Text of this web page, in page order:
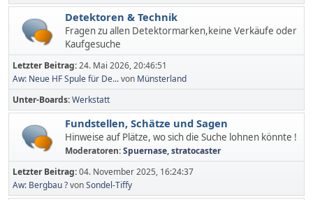
Detektoren & Technik
Fragen zu allen Detektormarken,keine Verkäufe oder
Kaufgesuche
Letzter Beitrag:24. Mai 2026, 20:46:51
Aw: Neue HF Spule für De...von Münsterland
Unter-Boards Werkstatt
Fundstellen, Schätze und Sagen
Hinweise auf Plätze, wo sich die Suche lohnen könnte !
Moderatoren:Spuernase,stratocaster
Letzter Beitrag:04. November 2025, 16:24:37
Aw: Bergbau ?vonSondel-Tiffy